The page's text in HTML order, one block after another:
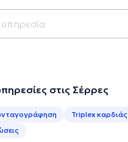
στις Σέρρες
Triplex καρδιάς